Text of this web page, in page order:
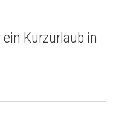
Kurzurlaub in